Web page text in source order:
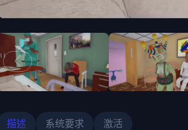
描述 系统要求 激活